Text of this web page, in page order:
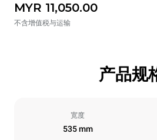
MYR 11,050.00
不含增值税与运输
产品规
宽度
535 mm